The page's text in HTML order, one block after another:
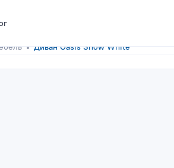
Диван Oasis Snow White